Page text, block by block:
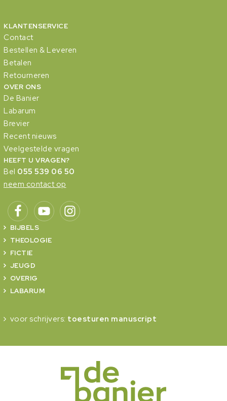
KLANTENSERVICE
Contact
Bestellen & Leveren
Betalen
Retourneren
OVER ONS
De Banier
Labarum
Brevier
Recent nieuws
Veelgestelde vragen
HEEFT U VRAGEN?
Bel 055 539 06 50
neem contact op
BIJBELS
THEOLOGIE
FICTIE
JEUGD
OVERIG
LABARUM
voor schrijvers: toesturen manuscript